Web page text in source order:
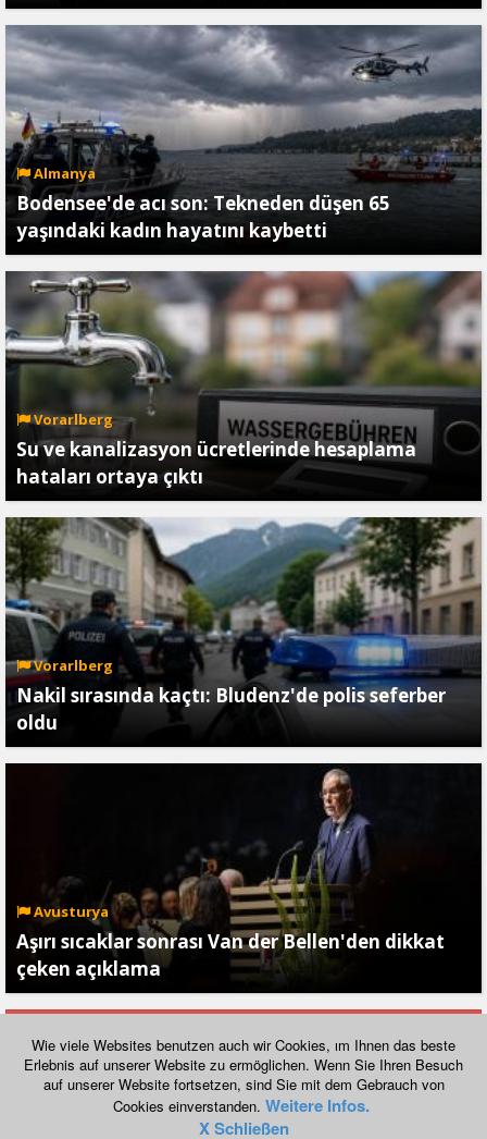
Almanya
Bodensee'de acı son: Tekneden düşen 65
yaşındaki kadın hayatını kaybetti
Vorarlberg
Su ve kanalizasyon ücretlerinde hesaplama
hataları ortaya çıktı
Vorarlberg
Nakil sırasında kaçtı: Bludenz'de polis seferber
oldu
Avusturya
Aşırı sıcaklar sonrası Van der Bellen'den dikkat
çeken açıklama
Normal Görünümüne Geç
Copyright © 2026, havadis.at
Wie viele Websites benutzen auch wir Cookies, ım Ihnen das beste
Erlebnis auf unserer Website zu ermöglichen. Wenn Sie Ihren Besuch
auf unserer Website fortsetzen, sind Sie mit dem Gebrauch von
Cookies einverstanden. Weitere Infos.
X Schließen